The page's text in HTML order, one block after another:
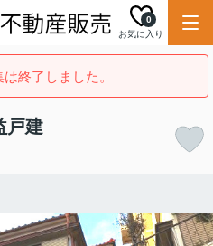
お気に入り
0
終了しました。
戸建